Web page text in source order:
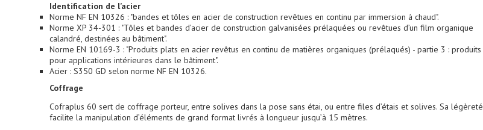
Identification de l’acier
Norme NF EN 10326 : "bandes et tôles en acier de construction revêtues en continu par immersion à chaud".
Norme XP 34-301 : "Tôles et bandes d’acier de construction galvanisées prélaquées ou revêtues d’un film organique
calandré, destinées au bâtiment".
Norme EN 10169-3 : "Produits plats en acier revêtus en continu de matières organiques (prélaqués) - partie 3 : produits
pour applications intérieures dans le bâtiment".
Acier : S350 GD selon norme NF EN 10326.
Coffrage
Cofraplus 60 sert de coffrage porteur, entre solives dans la pose sans étai, ou entre files d’étais et solives. Sa légèreté
facilite la manipulation d’éléments de grand format livrés à longueur jusqu’à 15 mètres.